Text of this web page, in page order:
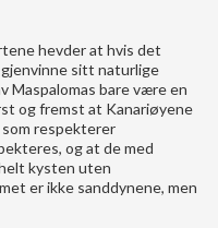
hevder at hvis det
sitt naturlige
Maspalomas bare være en
og fremst at Kanariøyene
respekterer
og at de med
kysten uten
er ikke sanddynene, men